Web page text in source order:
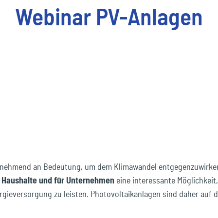
Transport & Logistik
ecmobility
Podcasts
Unser Ecclesia-Netzwerk
Webinar PV-Anlagen
an Bedeutung, um dem Klimawandel
und für Unternehmen eine interessante
zu leisten. Photovoltaikanlagen sind daher auf